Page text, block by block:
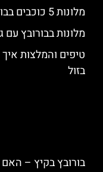
מלונות 5 כוכבים בבורובץ
מלונות בבורובץ
טיפים והמלצות
בזול
בורובץ בקיץ –